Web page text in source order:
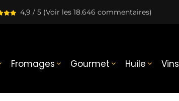
4,9 / 5 (Voir les 18.646 commentaires)
Fromages  Gourmet  Huile  Vins